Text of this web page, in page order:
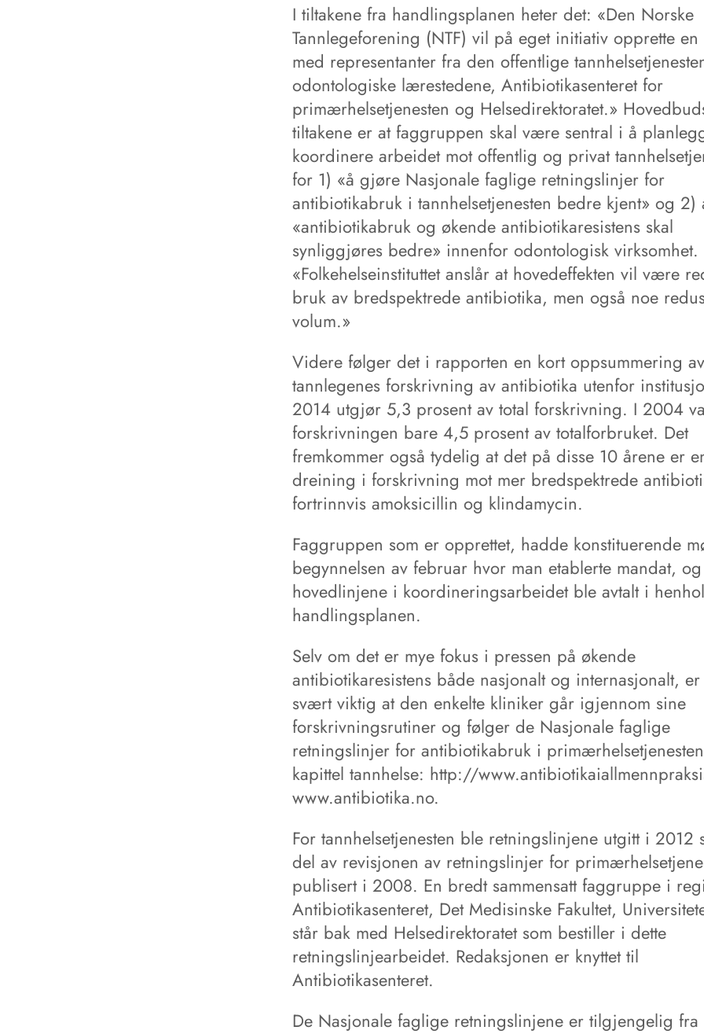
I tiltakene fra handlingsplanen heter det: «Den Norske
Tannlegeforening (NTF) vil på eget initiativ opprette en
med representanter fra den offentlige
odontologiske lærestedene, Antibiotikasenteret for
primærhelsetjenesten og Helsedirektoratet.»
tiltakene er at faggruppen skal være sentral i å
koordinere arbeidet mot offentlig og privat
for 1) «å gjøre Nasjonale faglige retningslinjer for
antibiotikabruk i tannhelsetjenesten bedre kjent» og 2)
«antibiotikabruk og økende antibiotikaresistens skal
synliggjøres bedre» innenfor odontologisk virksomhet.
«Folkehelseinstituttet anslår at hovedeffekten vil være
bruk av bredspektrede antibiotika, men også noe
volum.»
Videre følger det i rapporten en kort oppsummering av
tannlegenes forskrivning av antibiotika utenfor
2014 utgjør 5,3 prosent av total forskrivning. I 2004
forskrivningen bare 4,5 prosent av totalforbruket. Det
fremkommer også tydelig at det på disse 10 årene er
dreining i forskrivning mot mer bredspektrede
fortrinnvis amoksicillin og klindamycin.
Faggruppen som er opprettet, hadde konstituerende
begynnelsen av februar hvor man etablerte mandat,
hovedlinjene i koordineringsarbeidet ble avtalt i
handlingsplanen.
Selv om det er mye fokus i pressen på økende
antibiotikaresistens både nasjonalt og internasjonalt,
svært viktig at den enkelte kliniker går igjennom sine
forskrivningsrutiner og følger de Nasjonale faglige
retningslinjer for antibiotikabruk i
kapittel tannhelse: http://
www.antibiotika.no.
For tannhelsetjenesten ble retningslinjene utgitt i 2012
del av revisjonen av retningslinjer for
publisert i 2008. En bredt sammensatt faggruppe i
Antibiotikasenteret, Det Medisinske Fakultet,
står bak med Helsedirektoratet som bestiller i dette
retningslinjearbeidet. Redaksjonen er knyttet til
Antibiotikasenteret.
De Nasjonale faglige retningslinjene er tilgjengelig fra